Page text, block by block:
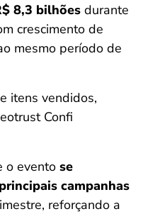
8,3 bilhões durante
crescimento de
mesmo período de
itens vendidos,
Confi
o evento se
campanhas
reforçando a